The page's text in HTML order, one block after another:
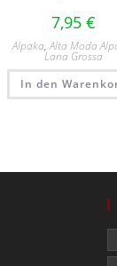
7,95 €
Alpaka,Alta Moda
Lana Grossa
In den